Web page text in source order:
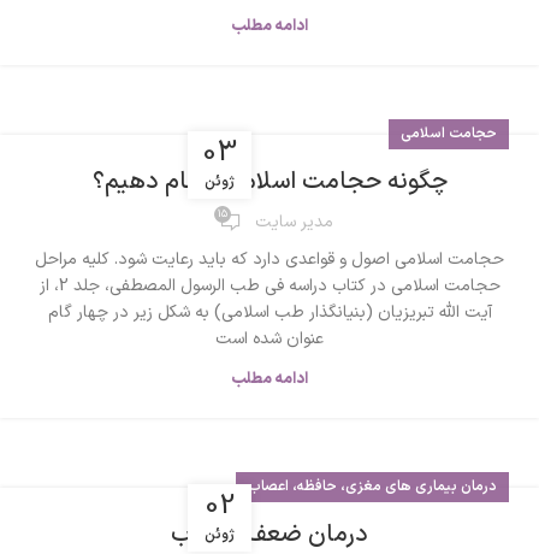
ادامه مطلب
03
ژوئن
حجامت اسلامی
چگونه حجامت اسلامی انجام دهیم؟
مدیر سایت 15
حجامت اسلامی اصول و قواعدی دارد که باید رعایت شود. کلیه مراحل
حجامت اسلامی در کتاب دراسه فی طب الرسول المصطفی، جلد 2، از
آیت الله تبریزیان (بنیانگذار طب اسلامی) به شکل زیر در چهار گام
عنوان شده است
ادامه مطلب
02
ژوئن
درمان بیماری های مغزی، حافظه، اعصاب
درمان ضعف اعصاب